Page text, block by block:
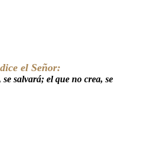
el Señor:
salvará; el que no crea, se